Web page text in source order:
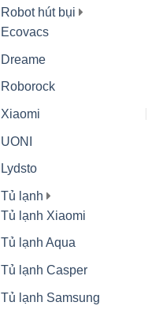
Robot hút bụi
Ecovacs
Dreame
Roborock
Xiaomi
UONI
Lydsto
Tủ lạnh
Tủ lạnh Xiaomi
Tủ lạnh Aqua
Tủ lạnh Casper
Tủ lạnh Samsung